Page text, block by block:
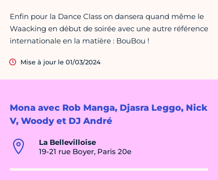
Mona avec Rob Manga, Djasra Leggo, Nick
V, Woody et DJ André
La Bellevilloise
19-21 rue Boyer, Paris 20e
Enfin pour la Dance Class on dansera quand même le
Waacking en début de soirée avec une autre référence
internationale en la matière : BouBou !
Mise à jour le 01/03/2024